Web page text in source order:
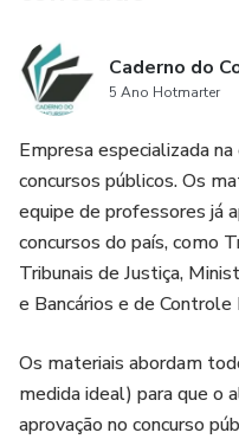
Caderno do
5 Ano Hotmarter
Empresa especializada
concursos públicos. Os
equipe de professores já
concursos do país, como
Tribunais de Justiça,
e Bancários e de Controle
Os materiais abordam
medida ideal) para que o
aprovação no concurso